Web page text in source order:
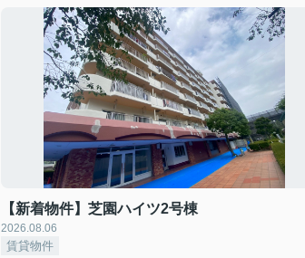
【新着物件】芝園ハイツ2号棟
2026.08.06
賃貸物件